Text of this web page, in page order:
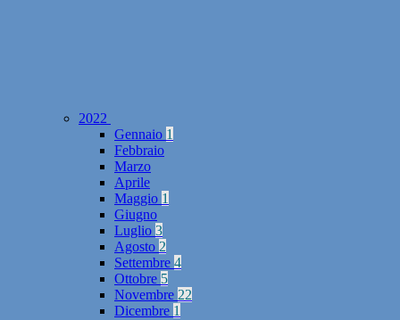
2022
Gennaio 1
Febbraio
Marzo
Aprile
Maggio 1
Giugno
Luglio 3
Agosto 2
Settembre 4
Ottobre 5
Novembre 22
Dicembre 1